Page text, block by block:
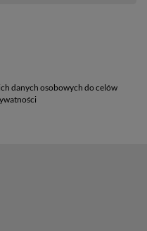
danych osobowych do celów